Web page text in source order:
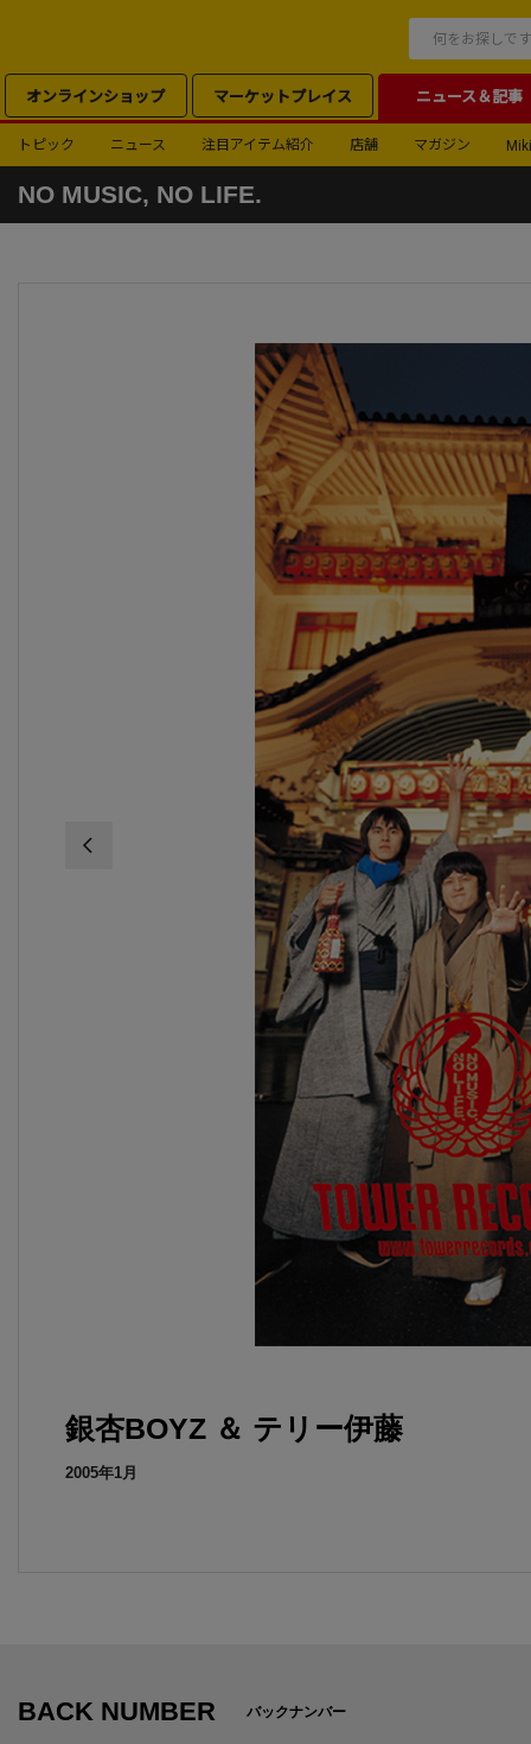
オンラインショップ マーケットプレイス ニュース＆記事
トピック ニュース 注目アイテム紹介 店舗 マガジン
NO MUSIC, NO LIFE.
銀杏BOYZ ＆ テリー伊藤
2005年1月
BACK NUMBER バックナンバー